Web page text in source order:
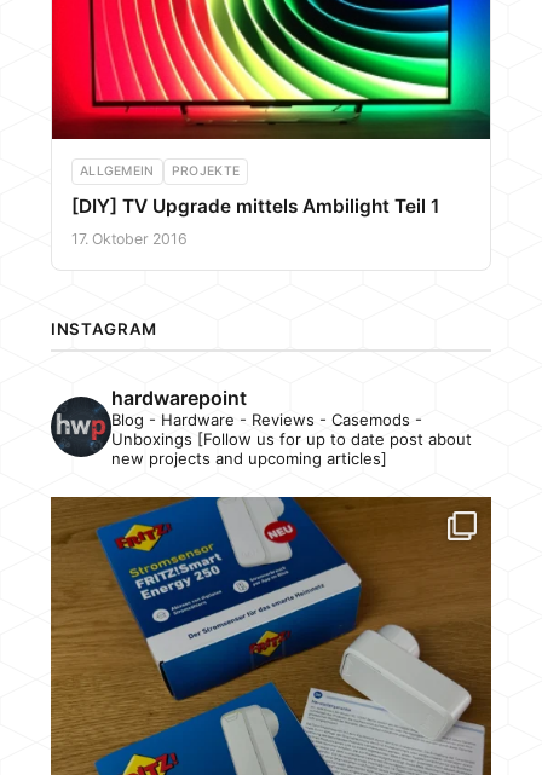
ALLGEMEIN PROJEKTE
[DIY] TV Upgrade mittels Ambilight Teil 1
17. Oktober 2016
INSTAGRAM
hardwarepoint
Blog - Hardware - Reviews - Casemods -
Unboxings [Follow us for up to date post about
new projects and upcoming articles]